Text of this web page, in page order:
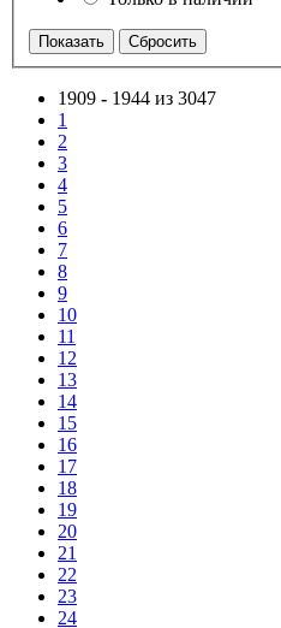
1909 - 1944 из 3047
1
2
3
4
5
6
7
8
9
10
11
12
13
14
15
16
17
18
19
20
21
22
23
24